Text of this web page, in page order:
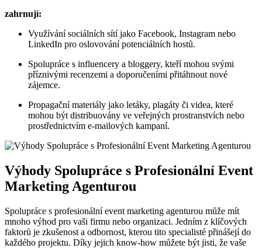
zahrnují:
Využívání sociálních⁣ sítí jako ⁤Facebook, Instagram nebo
LinkedIn pro oslovování potenciálních hostů.
Spolupráce s influencery a bloggery,⁢ kteří​ mohou svými
příznivými recenzemi a ‍doporučeními přitáhnout nové
zájemce.
Propagační materiály​ jako letáky, plagáty či videa, které
mohou ‌být ‌distribuovány ​ve veřejných prostranstvích⁣ nebo
prostřednictvím e-mailových kampaní.
Výhody Spolupráce s Profesionální Event
Marketing Agenturou
Spolupráce‌ s ‍profesionální event marketing agenturou může mít
mnoho​ výhod ‍pro vaši firmu nebo organizaci. ⁣Jedním z‍ klíčových
faktorů je zkušenost ⁢a⁢ odbornost, kterou⁤ tito specialisté přinášejí do
každého projektu.⁣ Díky ‌jejich know-how můžete být⁢ jisti, že‌ vaše